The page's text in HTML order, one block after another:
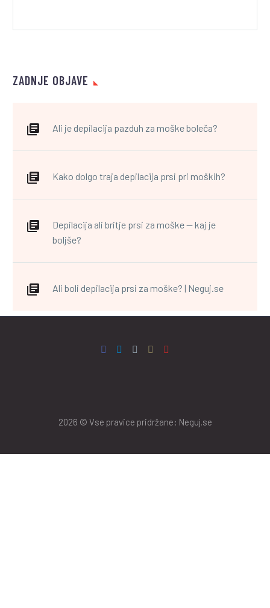
ZADNJE OBJAVE
Ali je depilacija pazduh za moške boleča?
Kako dolgo traja depilacija prsi pri moških?
Depilacija ali britje prsi za moške — kaj je
boljše?
Ali boli depilacija prsi za moške? | Neguj.se
2026 © Vse pravice pridržane: Neguj.se